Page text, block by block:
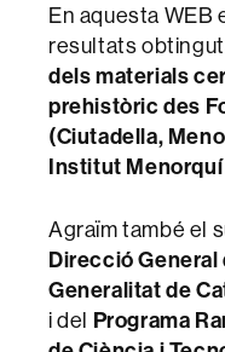
En aquesta WEB
resultats
dels materials
prehistòric des
(Ciutadella,
Institut Menorquí
Agraïm també el
Direcció General
Generalitat de
i del Programa